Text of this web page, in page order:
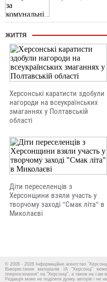
ЖИТТЯ
Херсонські каратисти здобули
нагороди на всеукраїнських
змаганнях у Полтавській
області
Діти переселенців з
Херсонщини взяли участь у
творчому заході "Смак літа" в
Миколаєві
© 2008 - 2026 Інформаційне агентство
Використання матеріалів ІА "Херсонці"
гіперпосилання" на "Херсонці", а також на сам
Редакція може не поділяти думку авторів і не